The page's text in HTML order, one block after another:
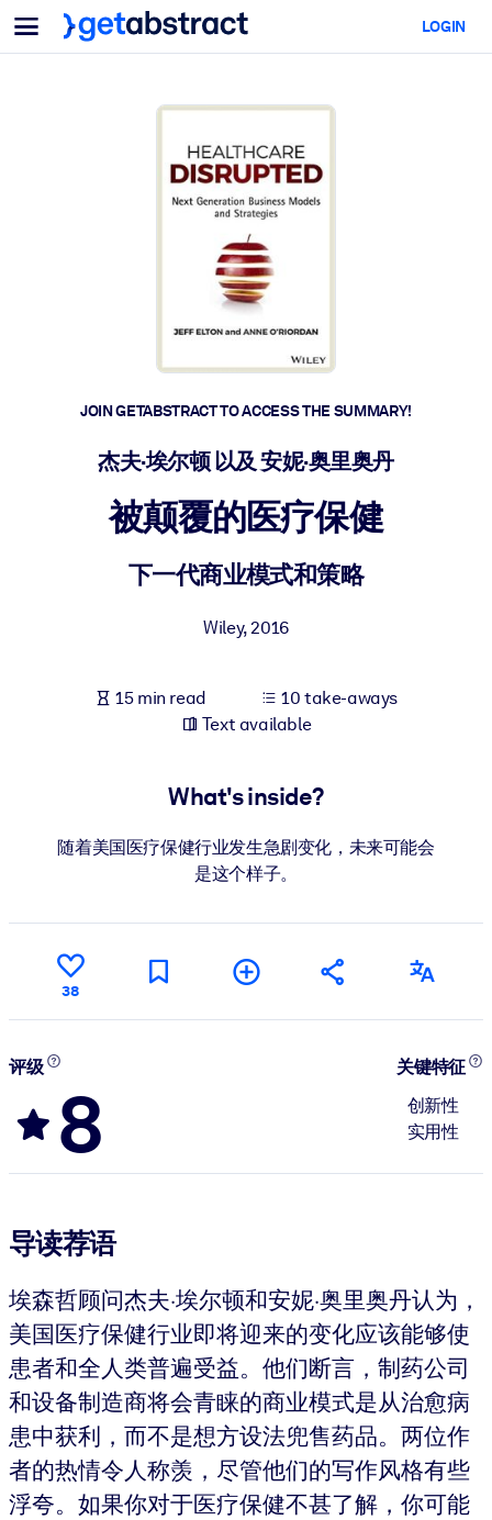
Menu
For Teams & Leaders
Leadership Development
Prepare your leaders for the next era of work.
Collaborative Learning
Make it easy for teams to learn together, solve real problems, and
Build a healthier, more resilient workforce.
For LMS/LXP
Enrich your corporate library with trusted, ready-to-use business
Fuel your AI systems with reliable, structured knowledge to
For AI Systems
LOGIN
JOIN GETABSTRACT TO ACCESS THE SUMMARY!
杰夫·埃尔顿 以及 安妮·奥里奥丹
被颠覆的医疗保健
下一代商业模式和策略
Wiley,2016
15 min read
10 take-aways
Text available
What's inside?
随着美国医疗保健行业发生急剧变化，未来可能会
是这个样子。
38
评级
8
关键特征
创新性
实用性
导读荐语
埃森哲顾问杰夫·埃尔顿和安妮·奥里奥丹认为，
美国医疗保健行业即将迎来的变化应该能够使
患者和全人类普遍受益。他们断言，制药公司
和设备制造商将会青睐的商业模式是从治愈病
患中获利，而不是想方设法兜售药品。两位作
者的热情令人称羡，尽管他们的写作风格有些
浮夸。如果你对于医疗保健不甚了解，你可能